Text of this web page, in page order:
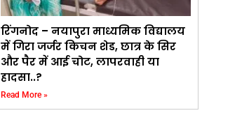
रिंगनोद – नयापुरा माध्यमिक विद्यालय
में गिरा जर्जर किचन शेड, छात्र के सिर
और पैर में आई चोट, लापरवाही या
हादसा..?
Read More »